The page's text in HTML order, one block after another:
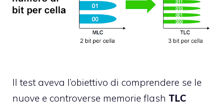
Il test aveva l’obiettivo di comprendere se le
nuove e controverse memorie flash TLC